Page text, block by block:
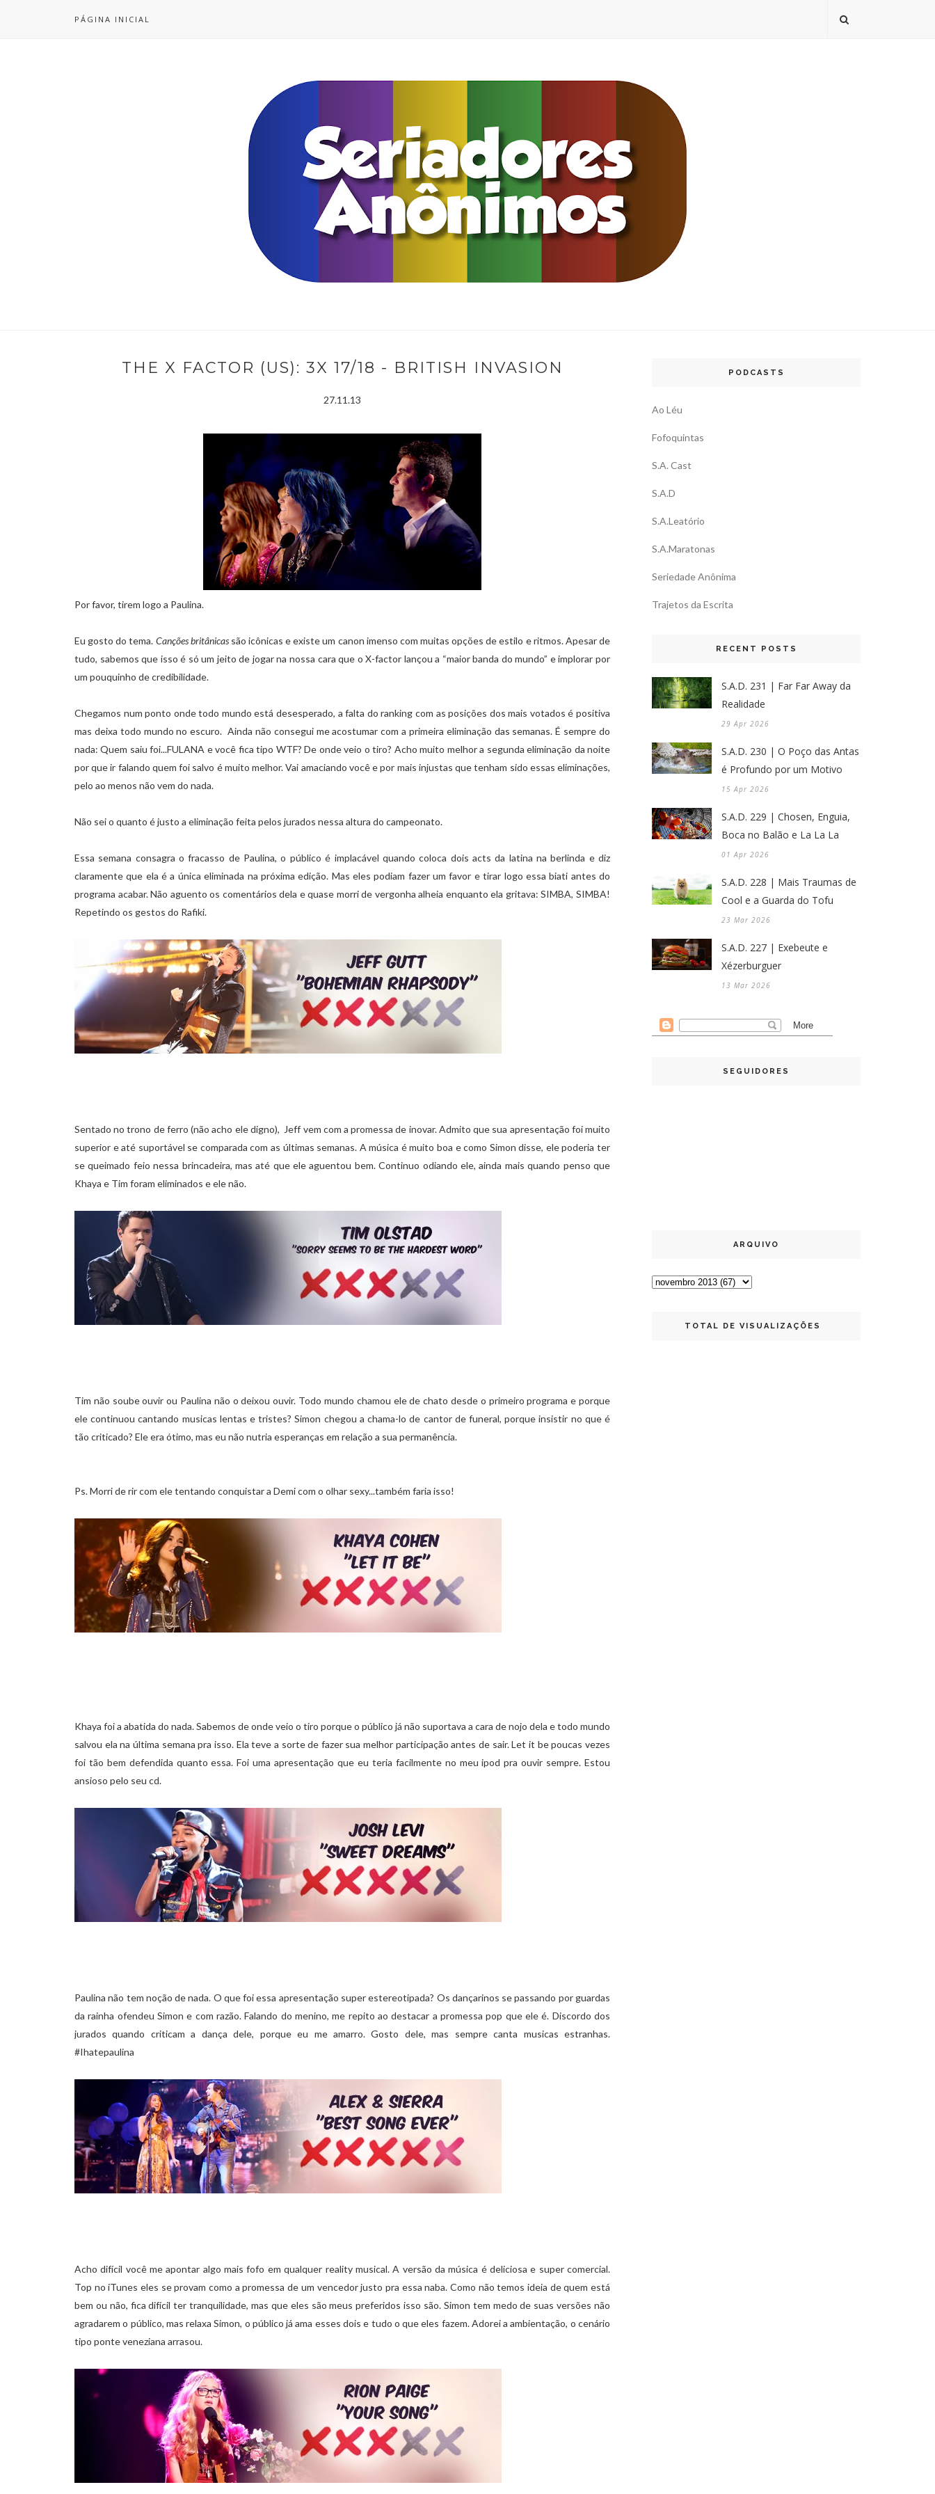
PÁGINA INICIAL
THE X FACTOR (US): 3X 17/18 - BRITISH INVASION
27.11.13
Por favor, tirem logo a Paulina.
Eu gosto do tema. Canções britânicassão icônicas e existe um canon imenso com muitas opções de estilo e ritmos. Apesar de
tudo, sabemos que isso é só um jeito de jogar na nossa cara que o X-factor lançou a “maior banda do mundo” e implorar por
um pouquinho de credibilidade.
Chegamos num ponto onde todo mundo está desesperado, a falta do ranking com as posições dos mais votados é positiva
mas deixa todo mundo no escuro. Ainda não consegui me acostumar com a primeira eliminação das semanas. É sempre do
nada: Quem saiu foi...FULANA e você fica tipo WTF? De onde veio o tiro? Acho muito melhor a segunda eliminação da noite
por que ir falando quem foi salvo é muito melhor. Vai amaciando você e por mais injustas que tenham sido essas eliminações,
pelo ao menos não vem do nada.
Não sei o quanto é justo a eliminação feita pelos jurados nessa altura do campeonato.
Essa semana consagra o fracasso de Paulina, o público é implacável quando coloca dois acts da latina na berlinda e diz
claramente que ela é a única eliminada na próxima edição. Mas eles podiam fazer um favor e tirar logo essabiati antes do
programa acabar. Não aguento os comentários dela e quase morri de vergonha alheia enquanto ela gritava: SIMBA, SIMBA!
Repetindo os gestos do Rafiki.
Sentado no trono de ferro (não acho ele digno), Jeff vem com a promessa de inovar. Admito que sua apresentação foi muito
superior e até suportável se comparada com as últimas semanas. A música é muito boa e como Simon disse, ele poderia ter
se queimado feio nessa brincadeira, mas até que ele aguentou bem. Continuo odiando ele, ainda mais quando penso que
Khaya e Tim foram eliminados e ele não.
Tim não soube ouvir ou Paulina não o deixou ouvir. Todo mundo chamou ele de chato desde o primeiro programa e porque
ele continuou cantando musicas lentas e tristes? Simon chegou a chama-lo de cantor de funeral, porque insistir no que é
tão criticado? Ele era ótimo, mas eu não nutria esperanças em relação a sua permanência.
Ps. Morri de rir com ele tentando conquistar a Demi com o olhar sexy...também faria isso!
Khaya foi a abatida do nada. Sabemos de onde veio o tiro porque o público já não suportava a cara de nojo dela e todo mundo
salvou ela na última semana pra isso. Ela teve a sorte de fazer sua melhor participação antes de sair. Let it be poucas vezes
foi tão bem defendida quanto essa. Foi uma apresentação que eu teria facilmente no meu ipod pra ouvir sempre. Estou
ansioso pelo seu cd.
Paulina não tem noção de nada. O que foi essa apresentação super estereotipada? Os dançarinos se passando por guardas
da rainha ofendeu Simon e com razão. Falando do menino, me repito ao destacar a promessa pop que ele é. Discordo dos
jurados quando criticam a dança dele, porque eu me amarro. Gosto dele, mas sempre canta musicas estranhas.
#Ihatepaulina
Acho difícil você me apontar algo mais fofo em qualquer reality musical. A versão da música é deliciosa e super comercial.
Top no iTunes eles se provam como a promessa de um vencedor justo pra essa naba. Como não temos ideia de quem está
bem ou não, fica difícil ter tranquilidade, mas que eles são meus preferidos isso são. Simon tem medo de suas versões não
agradarem o público, mas relaxa Simon, o público já ama esses dois e tudo o que eles fazem. Adorei a ambientação, o cenário
tipo ponte veneziana arrasou.
PODCASTS
Ao Léu
Fofoquintas
S.A. Cast
S.A.D
S.A.Leatório
S.A.Maratonas
Seriedade Anônima
Trajetos da Escrita
RECENT POSTS
S.A.D. 231 | Far Far Away da
Realidade
29 Apr 2026
S.A.D. 230 | O Poço das Antas
é Profundo por um Motivo
15 Apr 2026
S.A.D. 229 | Chosen, Enguia,
Boca no Balão e La La La
01 Apr 2026
S.A.D. 228 | Mais Traumas de
Cool e a Guarda do Tofu
23 Mar 2026
S.A.D. 227 | Exebeute e
Xézerburguer
13 Mar 2026
SEGUIDORES
ARQUIVO
TOTAL DE VISUALIZAÇÕES